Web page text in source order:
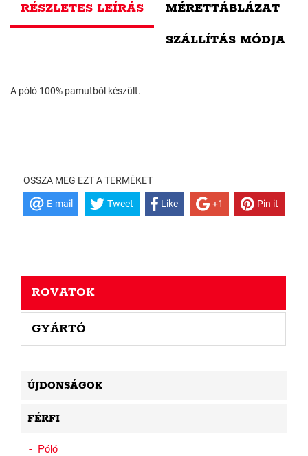
RÉSZLETES LEÍRÁS MÉRETTÁBLÁZAT
SZÁLLÍTÁS MÓDJA
A póló 100% pamutból készült.
OSSZA MEG EZT A TERMÉKET
E-mail Tweet Like +1 Pin it
ROVATOK
GYÁRTÓ
ÚJDONSÁGOK
FÉRFI
Póló